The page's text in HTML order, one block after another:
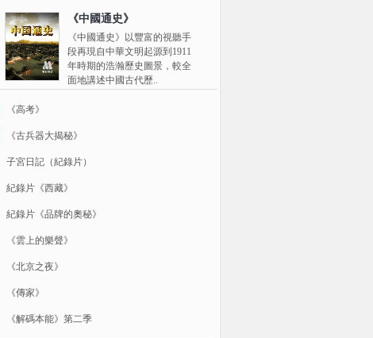
《中國通史》
《中國通史》以豐富的視聽手
段再現自中華文明起源到1911
年時期的浩瀚歷史圖景，較全
面地講述中國古代歷..
《高考》
《古兵器大揭秘》
子宮日記（紀錄片）
紀錄片《西藏》
紀錄片《品牌的奧秘》
《雲上的樂聲》
《北京之夜》
《傳家》
《解碼本能》第二季